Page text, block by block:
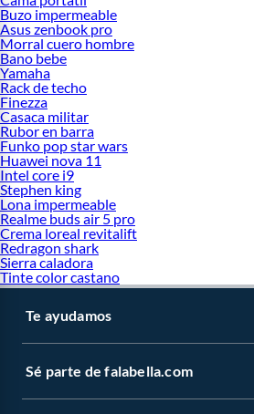
Buzo impermeable
Asus zenbook pro
Morral cuero hombre
Bano bebe
Yamaha
Rack de techo
Finezza
Casaca militar
Rubor en barra
Funko pop star wars
Huawei nova 11
Intel core i9
Stephen king
Lona impermeable
Realme buds air 5 pro
Crema loreal revitalift
Redragon shark
Sierra caladora
Tinte color castano
Te ayudamos
Sé parte de falabella.com